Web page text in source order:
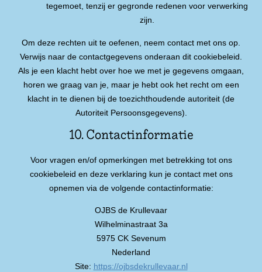
tegemoet, tenzij er gegronde redenen voor verwerking
zijn.
Om deze rechten uit te oefenen, neem contact met ons op.
Verwijs naar de contactgegevens onderaan dit cookiebeleid.
Als je een klacht hebt over hoe we met je gegevens omgaan,
horen we graag van je, maar je hebt ook het recht om een
klacht in te dienen bij de toezichthoudende autoriteit (de
Autoriteit Persoonsgegevens).
10. Contactinformatie
Voor vragen en/of opmerkingen met betrekking tot ons
cookiebeleid en deze verklaring kun je contact met ons
opnemen via de volgende contactinformatie:
OJBS de Krullevaar
Wilhelminastraat 3a
5975 CK Sevenum
Nederland
Site: https://ojbsdekrullevaar.nl